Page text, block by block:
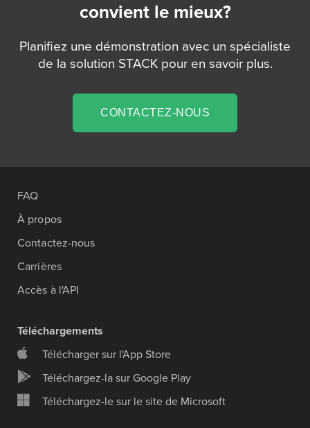
convient le mieux?
Planifiez une démonstration avec un spécialiste
de la solution STACK pour en savoir plus.
CONTACTEZ-NOUS
FAQ
À propos
Contactez-nous
Carrières
Accès à l'API
Téléchargements
Télécharger sur l'App Store
Téléchargez-la sur Google Play
Téléchargez-le sur le site de Microsoft